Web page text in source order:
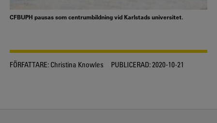
CFBUPH pausas som centrumbildning vid Karlstads universitet.
FÖRFATTARE: Christina Knowles PUBLICERAD:2020-10-21